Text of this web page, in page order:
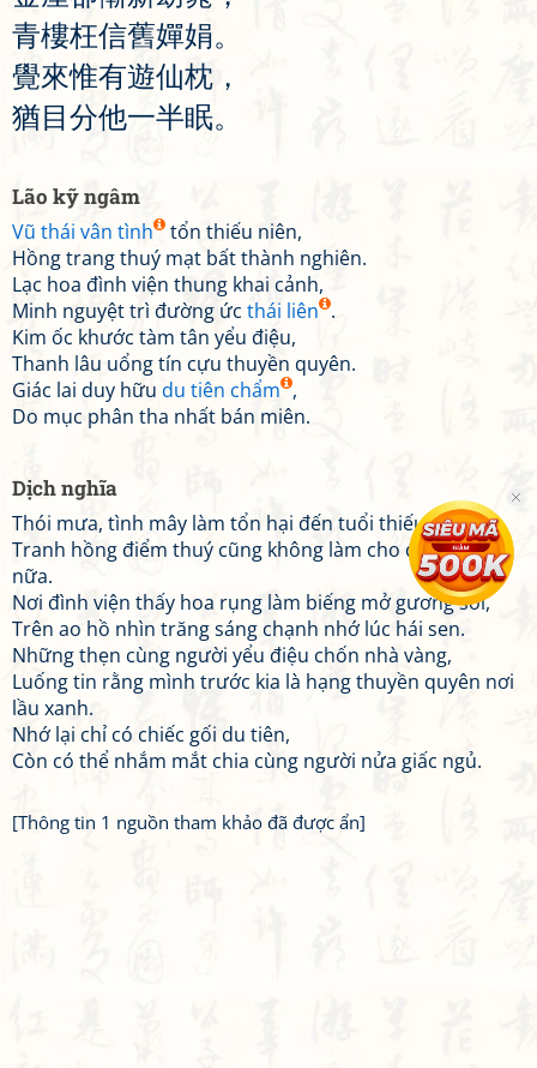
青樓枉信舊嬋娟。
覺來惟有遊仙枕 ，
猶目 分他一半眠。
Lão kỹ ngâm
Vũ thái vân tình
tổn thiếu niên,
Hồng trang thuý mạt bất thành nghiên.
Lạc hoa đình viện thung khai cảnh,
Minh nguyệt trì đường ức thái liên .
Kim ốc khước tàm tân yểu điệu,
Thanh lâu uổng tín cựu thuyền quyên.
Giác lai duy hữu du tiên chẩm ,
Do mục phân tha nhất bán miên.
Dịch nghĩa
Thói mưa, tình mây làm tổn hại đến tuổi thiếu niên,
Tranh hồng điểm thuý cũng không làm cho đẹp được
nữa.
Nơi đình viện thấy hoa rụng làm biếng mở gương soi,
Trên ao hồ nhìn trăng sáng chạnh nhớ lúc hái sen.
Những thẹn cùng người yểu điệu chốn nhà vàng,
Luống tin rằng mình trước kia là hạng thuyền quyên nơi
lầu xanh.
Nhớ lại chỉ có chiếc gối du tiên,
Còn có thể nhắm mắt chia cùng người nửa giấc ngủ.
[Thông tin 1 nguồn tham khảo đã được ẩn]